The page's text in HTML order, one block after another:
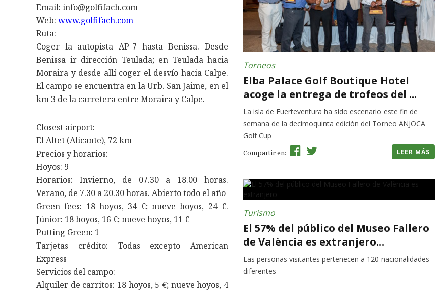
Email: info@golfifach.com
Web: www.golfifach.com
Ruta:
Coger la autopista AP-7 hasta Benissa. Desde
Benissa ir dirección Teulada; en Teulada hacia
Moraira y desde allí coger el desvío hacia Calpe.
El campo se encuentra en la Urb. San Jaime, en el
km 3 de la carretera entre Moraira y Calpe.
Closest airport:
El Altet (Alicante), 72 km
Precios y horarios:
Hoyos: 9
Horarios: Invierno, de 07.30 a 18.00 horas.
Verano, de 7.30 a 20.30 horas. Abierto todo el año
Green fees: 18 hoyos, 34 €; nueve hoyos, 24 €.
Júnior: 18 hoyos, 16 €; nueve hoyos, 11 €
Putting Green: 1
Tarjetas crédito: Todas excepto American
Express
Servicios del campo:
Alquiler de carritos: 18 hoyos, 5 €; nueve hoyos, 4
Torneos
Elba Palace Golf Boutique Hotel
acoge la entrega de trofeos del ...
La isla de Fuerteventura ha sido escenario este fin de
semana de la decimoquinta edición del Torneo ANJOCA
Golf Cup
Compartir en: LEER MÁS
Turismo
El 57% del público del Museo Fallero
de València es extranjero...
Las personas visitantes pertenecen a 120 nacionalidades
diferentes